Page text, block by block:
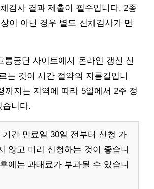
검사 결과 제출이 필수입니다. 2종
이 아닌 경우 별도 신체검사가 면
통공단 사이트에서 온라인 갱신 신
는 것이 시간 절약의 지름길입니
까지는 지역에 따라 5일에서 2주 정
습니다.
기간 만료일 30일 전부터 신청 가
않고 미리 신청하는 것이 좋습니
에는 과태료가 부과될 수 있습니